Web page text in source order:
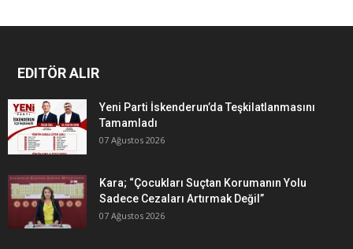
EDITÖR ALIR
Yeni Parti İskenderun’da Teşkilatlanmasını
Tamamladı
07 Ağustos 2026
Kara; “Çocukları Suçtan Korumanın Yolu
Sadece Cezaları Artırmak Değil”
07 Ağustos 2026